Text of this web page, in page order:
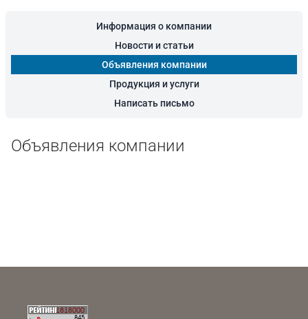
Информация о компании
Новости и статьи
Объявления компании
Продукция и услуги
Написать письмо
Объявления компании